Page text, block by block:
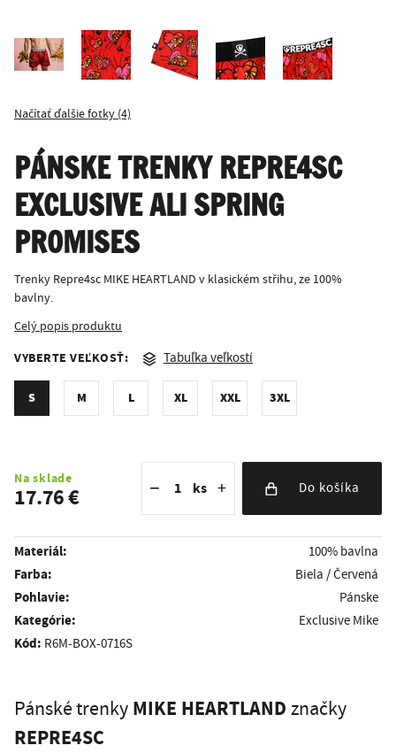
Načítať ďalšie fotky (4)
PÁNSKE TRENKY REPRE4SC
EXCLUSIVE ALI SPRING
PROMISES
Trenky Repre4sc MIKE HEARTLAND v klasickém střihu, ze 100%
bavlny.
Celý popis produktu
VYBERTE VEĽKOSŤ: Tabuľka veľkostí
S M L XL XXL 3XL
Na sklade
17.76 € − ks + Do košíka
Materiál: 100% bavlna
Farba: Biela / Červená
Pohlavie: Pánske
kategórie: Exclusive Mike
Kód: R6M-BOX-0716S
Pánské trenky MIKE HEARTLAND značky
REPRE4SC